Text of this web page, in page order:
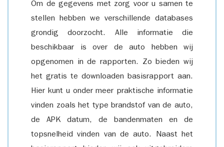
Om de gegevens met zorg voor u samen te
stellen hebben we verschillende databases
grondig doorzocht. Alle informatie die
beschikbaar is over de auto hebben wij
opgenomen in de rapporten. Zo bieden wij
het gratis te downloaden basisrapport aan.
Hier kunt u onder meer praktische informatie
vinden zoals het type brandstof van de auto,
de APK datum, de bandenmaten en de
topsnelheid vinden van de auto. Naast het